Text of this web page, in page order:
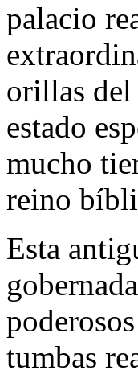
palacio
orillas del
estado
mucho
reino
Esta
tumbas